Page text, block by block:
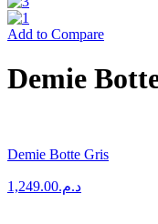
Add to Compare
Demie
Demie Botte Gris
د.م.1,249.00